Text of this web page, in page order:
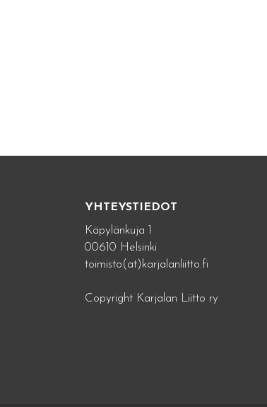
YHTEYSTIEDOT
Käpylänkuja 1
00610 Helsinki
toimisto(at)karjalanliitto.fi
Copyright Karjalan Liitto ry